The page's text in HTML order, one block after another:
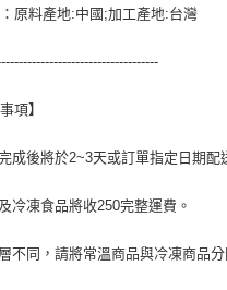
原料產地:中國;加工產地:台灣
項】
成後將於2~3天或訂單指定日期配
冷凍食品將收250完整運費。
不同，請將常溫商品與冷凍商品分